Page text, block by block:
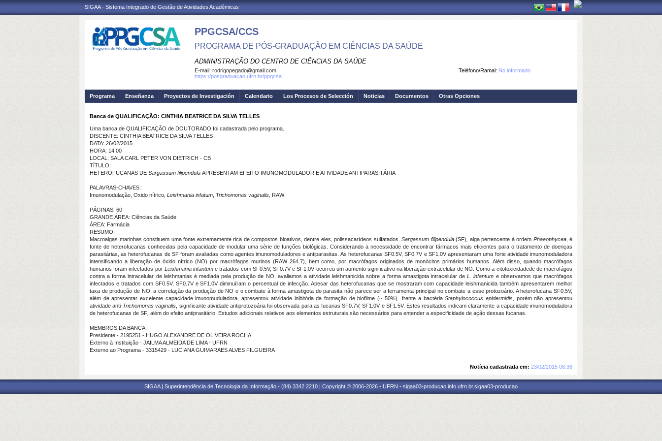
SIGAA - Sistema Integrado de Gestão de Atividades Acadêmicas
PPGCSA/CCS
PROGRAMA DE PÓS-GRADUAÇÃO EM CIÊNCIAS DA SAÚDE
ADMINISTRAÇÃO DO CENTRO DE CIÊNCIAS DA SAÚDE
Teléfono/Ramal: No informado
E-mail: rodrigopegado@gmail.com
https://posgraduacao.ufrn.br/ppgcsa
Programa Enseñanza Proyectos de Investigación Calendario Los Procesos de Selección Noticias Documentos Otras Opciones
Banca de QUALIFICAÇÃO: CINTHIA BEATRICE DA SILVA TELLES
Uma banca de QUALIFICAÇÃO de DOUTORADO foi cadastrada pelo programa.
DISCENTE: CINTHIA BEATRICE DA SILVA TELLES
DATA: 26/02/2015
HORA: 14:00
LOCAL: SALA CARL PETER VON DIETRICH - CB
TÍTULO:
HETEROFUCANAS DE Sargassum filipendula APRESENTAM EFEITO IMUNOMODULADOR E ATIVIDADE ANTIPARASITÁRIA
PALAVRAS-CHAVES:
Imunomodulação, Oxido nítrico, Leishmania infatum Trichomonas vaginalis, RAW
PÁGINAS: 60
GRANDE ÁREA: Ciências da Saúde
ÁREA: Farmácia
RESUMO:
Macroalgas marinhas constituem uma fonte extremamente rica de compostos bioativos, dentre eles, polissacarídeos sulfatados. Sargassum filipendula (SF) alga pertencente à ordem Phaeophycea, é
fonte de heterofucanas conhecidas pela capacidade de modular uma série de funções biológicas. Considerando a necessidade de encontrar fármacos mais eficientes para o tratamento de doenças
parasitárias, as heterofucanas de SF foram avaliadas como agentes imunomoduladores e antiparasitas. As heterofucanas SF0.5V, SF0.7V e SF1.0V apresentaram uma forte atividade imunomoduladora
intensificando a liberação de óxido nítrico (NO) por macrófagos murinos (RAW 264.7), bem como, por macrófagos originados de monócitos primários humanos. Além disso, quando macrófagos
humanos foram infectados por Leishmania infantume tratados com SF0.5V, SF0.7V e SF1.0V ocorreu um aumento significativo na liberação extracelular de NO. Como a citotoxicidadede de macrofágos
contra a forma intracelular de leishmanias é mediada pela produção de NO, avaliamos a atividade leishmanicida sobre a forma amastigota intracelular deL. infantum e observamos que macrófagos
infectados e tratados com SF0.5V, SF0.7V e SF1.0V diminuíram o percentual de infecção. Apesar das heterofucanas que se mostraram com capacidade leishmanicida também apresentarem melhor
taxa de produção de NO, a correlação da produção de NO e o combate à forma amastigota do parasita não parece ser a ferramenta principal no combate a esse protozoário. A heterofucana SF0.5V,
além de apresentar excelente capacidade imunomuduladora, apresentou atividade inibitória da formação de biofilme (~ 50%) frente a bactériaStaphylococcus epidermidis, porém não apresentou
atividade anti-Trichomonas vaginalis , significante atividade antiprotozoária foi observada para as fucanas SF0.7V, SF1.0V e SF1.5V. Estes resultados indicam claramente a capacidade imunomoduladora
de heterofucanas de SF além do efeito antiprasitário. Estudos adicionais relativos aos elementos estruturais são necessários para entender a especificidade de ação dessas fucanas.
MEMBROS DA BANCA:
Presidente - 2195251 - HUGO ALEXANDRE DE OLIVEIRA ROCHA
Externo à Instituição - JAILMA ALMEIDA DE LIMA - UFRN
Externo ao Programa - 3315429 - LUCIANA GUIMARAES ALVES FILGUEIRA
Notícia cadastrada em: 23/02/2015 08:38
SIGAA | Superintendência de Tecnologia da Informação - (84) 3342 2210 | Copyright © 2006-2026 - UFRN - sigaa03-producao.info.ufrn.br.sigaa03-producao